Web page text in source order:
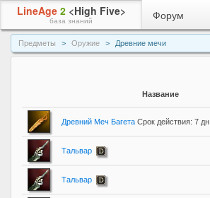
LineAge 2 <High Five>
база знаний Форум
Предметы Оружие Древние мечи
Название
Древний Меч Багета Срок действия: 7 дн.
Тальвар
Тальвар